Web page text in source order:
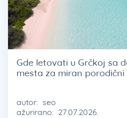
Gde letovati u Grčkoj sa
mesta za miran
autor: seo
ažurirano: 27.07.2026.